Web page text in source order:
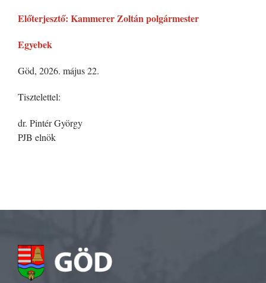
Előterjesztő: Kammerer Zoltán polgármester
Egyebek
Göd, 2026. május 22.
Tisztelettel:
dr. Pintér György
PJB elnök